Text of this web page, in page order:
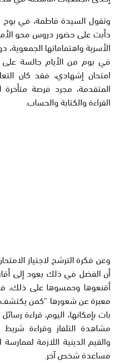
وتقول السيدة فاطمة، في بوح
دأبت على حضور دروس محو
الأسرية واهتماماتها
في يوم من الأيام جالسة على
امتحان إشهادي، فقد كان
المتقدمة، مجرد فرصة
القراءة والكتابة والحساب.
وعن فكرة الترشح لاجتياز
أن الفضل في ذلك يعود إلى
أقنعوها وحمسوها على ذلك،
معبرة عن شعورها “كمن
بات بإمكانها، اليوم، قراءة
مشاهدة التلفاز وقراءة
والقيم الدينية اللازمة
مساعدة شخص آخر.